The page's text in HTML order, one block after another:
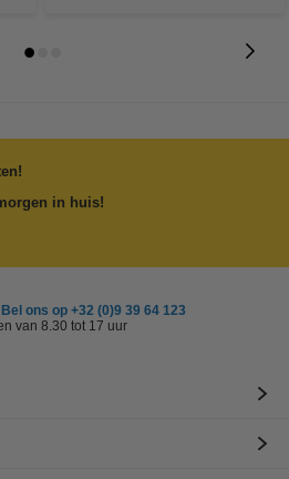
in huis!
ons op +32 (0)9 39 64 123
van 8.30 tot 17 uur